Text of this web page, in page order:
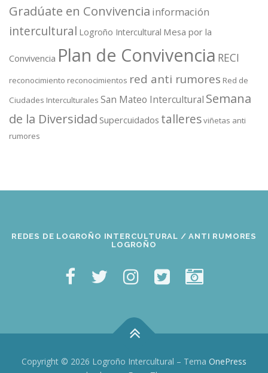
Gradúate en Convivencia información
intercultural Logroño Intercultural Mesa por la
Convivencia Plan de Convivencia RECI
reconocimiento reconocimientos red anti rumores Red de
Ciudades Interculturales San Mateo Intercultural Semana
de la Diversidad Supercuidados talleresviñetas anti
rumores
REDES DE LOGROÑO INTERCULTURAL / ANTI RUMORES
LOGROÑO
Copyright © 2026 Logroño Intercultural – Tema OnePress